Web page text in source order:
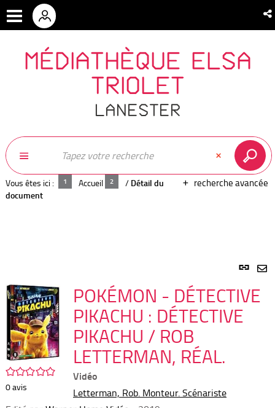
MÉDIATHÈQUE ELSA
TRIOLET
LANESTER
recherche avancée
Vous êtes ici : Accueil / Détail du
document
Lien
/5
0avis
POKÉMON - DÉTECTIVE
PIKACHU : DÉTECTIVE
PIKACHU / ROB
LETTERMAN, RÉAL.
Vidéo
Letterman, Rob. Monteur. Scénariste